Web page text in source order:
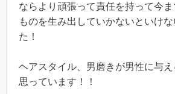
ならより頑張って責任を持って今
ものを生み出していかないといけ
た！
ヘアスタイル、男磨きが男性に与
思っています！！